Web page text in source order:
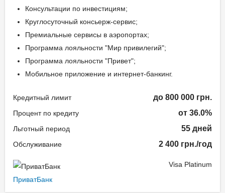
Консультации по инвестициям;
Круглосуточный консьерж-сервис;
Премиальные сервисы в аэропортах;
Программа лояльности "Мир привилегий";
Программа лояльности "Привет";
Мобильное приложение и интернет-банкинг.
Кредитный лимит до 800 000 грн.
Процент по кредиту от 36.0%
Льготный период 55 дней
Обслуживание 2 400 грн./год
ПриватБанк
Visa Platinum